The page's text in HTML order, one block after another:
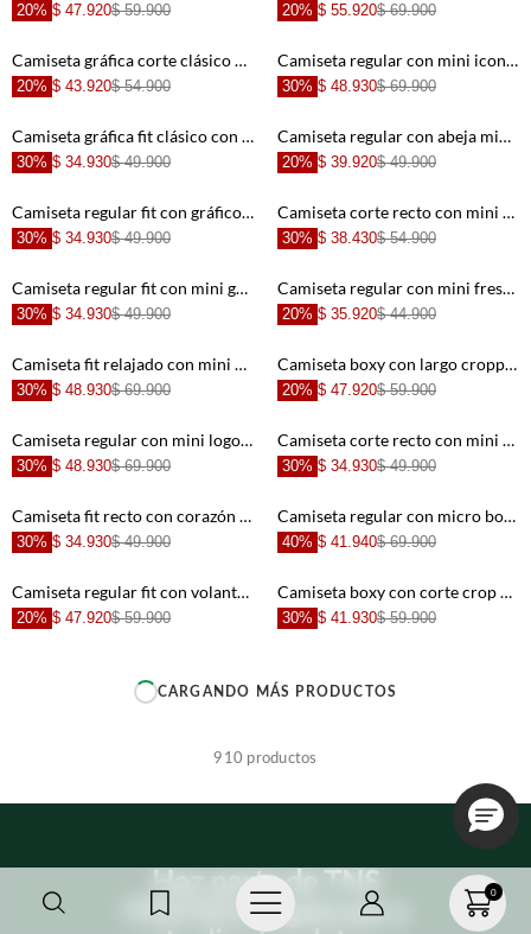
0
+ +
+ +
+ +
+
20% $ 47.920$ 59.900
+
20% $ 55.920$ 69.900
+
Camiseta gráfica corte clásico con mini perro en algodón blanco para hombre
20% $ 43.920$ 54.900
+
Camiseta regular con mini icono de tenis en algodón azul para niño
30% $ 48.930$ 69.900
+
Camiseta gráfica fit clásico con Just Roll Chill Vibes de algodón azul marino para niño
30% $ 34.930$ 49.900
+
Camiseta regular con abeja mini en algodón beige para niña
20% $ 39.920$ 49.900
+
Camiseta regular fit con gráfico mini golf en algodón beige para niño
30% $ 34.930$ 49.900
+
Camiseta corte recto con mini taza gráfica en algodón blanco para hombre
30% $ 38.430$ 54.900
+
Camiseta regular fit con mini gráfico Chill Vibes en algodón marfil para niño
30% $ 34.930$ 49.900
+
Camiseta regular con mini fresa en algodón crema para niña
20% $ 35.920$ 44.900
Camiseta fit relajado con mini cerezas en algodón crema para niña
30% $ 48.930$ 69.900
Camiseta boxy con largo cropped en algodón blanco para mujer
20% $ 47.920$ 59.900
Camiseta regular con mini logo tenístico en algodón beige para niño
30% $ 48.930$ 69.900
Camiseta corte recto con mini bordado de cactus en algodón verde menta para niña
30% $ 34.930$ 49.900
Camiseta fit recto con corazón estampado en algodón beige para niña
30% $ 34.930$ 49.900
+
Camiseta regular con micro bordado en algodón beige para niño
40% $ 41.940$ 69.900
+
Camiseta regular fit con volantes en algodón verde menta para niña
20% $ 47.920$ 59.900
+
Camiseta boxy con corte crop en algodón color arena para mujer
30% $ 41.930$ 59.900
CARGANDO MÁS PRODUCTOS
910 productos
Haz parte de TNS
FRIENDS, regístrate o